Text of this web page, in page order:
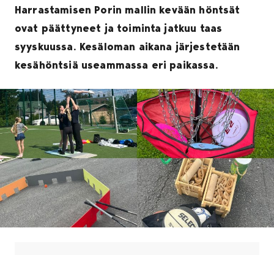
Harrastamisen Porin mallin kevään höntsät
ovat päättyneet ja toiminta jatkuu taas
syyskuussa. Kesäloman aikana järjestetään
kesähöntsiä useammassa eri paikassa.